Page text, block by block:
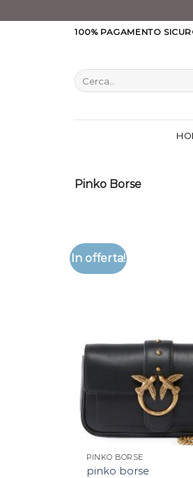
100% PAGAMENTO
Cerca:
Pinko Borse
In offerta!
PINKO BORSE
pinko borse